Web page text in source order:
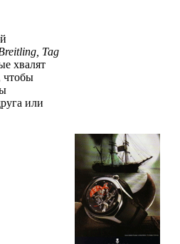
Tag
хвалят
чтобы
или